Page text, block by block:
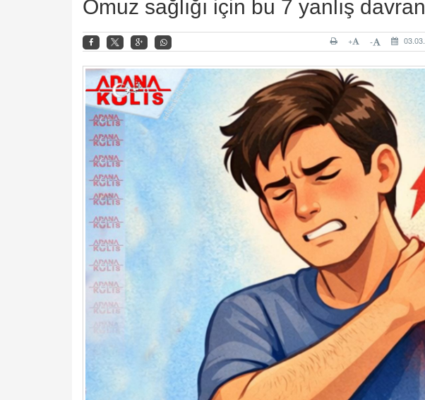
Omuz sağlığı için bu 7 yanlış
-
+